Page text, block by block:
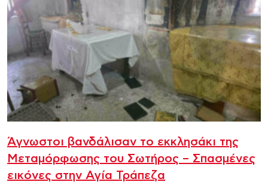
Άγνωστοι βανδάλισαν το εκκλησάκι της
Μεταμόρφωσης του Σωτήρος – Σπασμένες
εικόνες στην Αγία Τράπεζα